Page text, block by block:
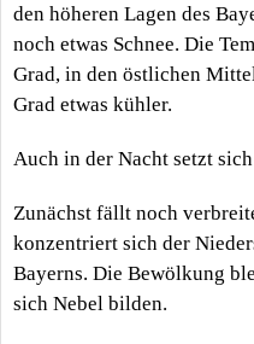
den höheren Lagen des
noch etwas Schnee. Die
Grad, in den östlichen
Grad etwas kühler.
Auch in der Nacht setzt
Zunächst fällt noch
konzentriert sich der
Bayerns. Die Bewölkung
sich Nebel bilden.